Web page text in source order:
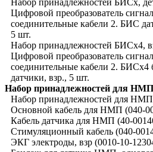
Цифровой преобразователь
соединительные кабели 2. БИС
5 шт.
Набор принадлежностей БИСx4,
Цифровой преобразователь
соединительные кабели 2. БИСх4
датчики, взр., 5 шт.
Набор принадлежностей для НМП
Набор принадлежностей для НМП,
Основной кабель для НМП (040-
Кабель датчика для НМП (40-
Стимуляционный кабель (040-
ЭКГ электроды, взр (0010-10-